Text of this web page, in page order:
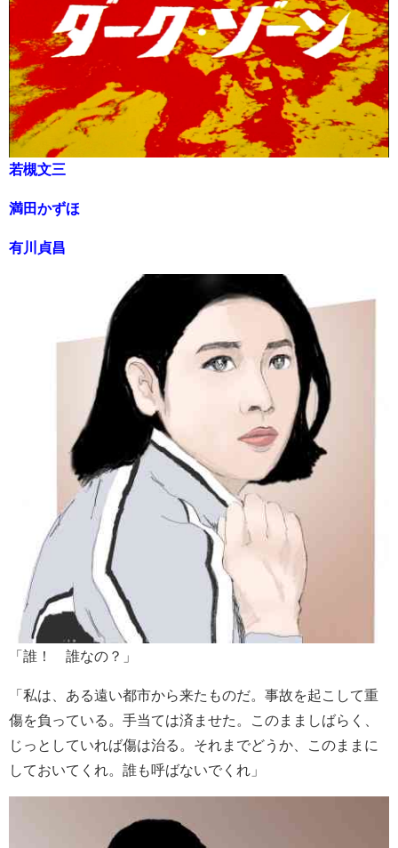
若槻文三
満田かずほ
有川貞昌
「誰！ 誰なの？」
「私は、ある遠い都市から来たものだ。事故を起こして重
傷を負っている。手当ては済ませた。このまましばらく、
じっとしていれば傷は治る。それまでどうか、このままに
しておいてくれ。誰も呼ばないでくれ」